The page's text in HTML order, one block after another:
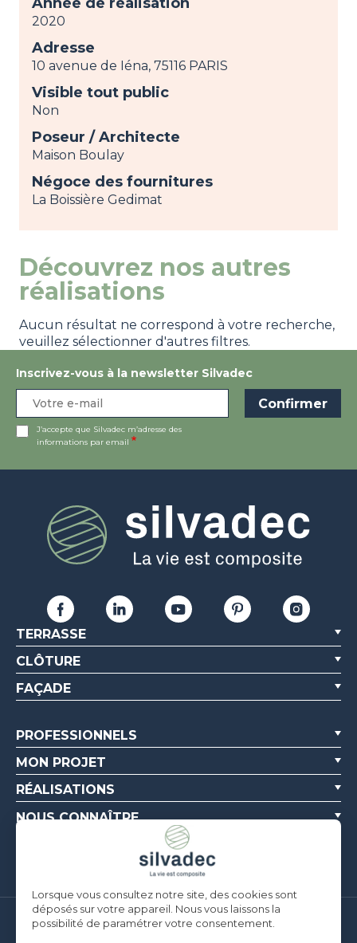
2020
Adresse
10 avenue de Iéna, 75116 PARIS
Visible tout public
Non
Poseur / Architecte
Maison Boulay
Négoce des fournitures
La Boissière Gedimat
Découvrez nos autres
réalisations
Aucun résultat ne correspond à votre recherche,
veuillez sélectionner d'autres filtres.
Inscrivez-vous à la newsletter Silvadec
J’accepte que Silvadec m’adresse des
informations par email
TERRASSE
CLÔTURE
FAÇADE
PROFESSIONNELS
MON PROJET
RÉALISATIONS
NOUS CONNAÎTRE
Silvadec France
Lorsque vous consultez notre site, des cookies sont
déposés sur votre appareil. Nous vous laissons la
possibilité de paramétrer votre consentement.